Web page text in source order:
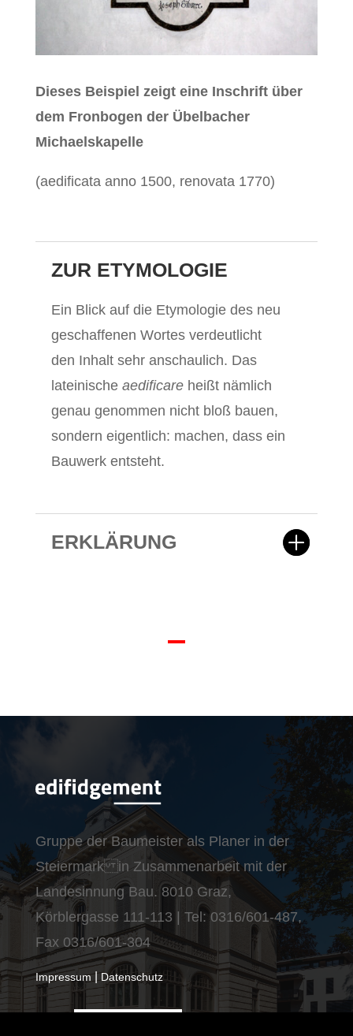
Dieses Beispiel zeigt eine Inschrift über
dem Fronbogen der Übelbacher
Michaelskapelle
(aedificata anno 1500, renovata 1770)
ZUR ETYMOLOGIE
Ein Blick auf die Etymologie des neu
geschaffenen Wortes verdeutlicht
den Inhalt sehr anschaulich. Das
lateinische aedificareheißt nämlich
genau genommen nicht bloß bauen,
sondern eigentlich: machen, dass ein
Bauwerk entsteht.
ERKLÄRUNG
Gruppe der Baumeister als Planer in der
Steiermark in Zusammenarbeit mit der
Landesinnung Bau. 8010 Graz,
Körblergasse 111-113 | Tel: 0316/601-487,
Fax 0316/601-304
Impressum| Datenschutz